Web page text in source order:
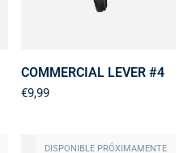
COMMERCIAL LEVER #4
€9,99
DISPONIBLE PRÓXIMAMENTE